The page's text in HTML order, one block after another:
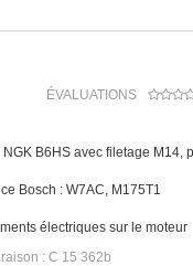
ÉVALUATIONS
B6HS avec filetage M14,
Bosch : W7AC, M175T1
électriques sur le moteur
: C 15 362b